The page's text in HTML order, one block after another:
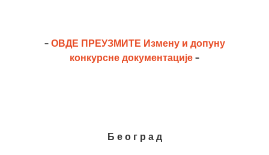
–ОВДЕ ПРЕУЗМИТЕ Измену и допуну
конкурсне документације–
Б е о г р а д